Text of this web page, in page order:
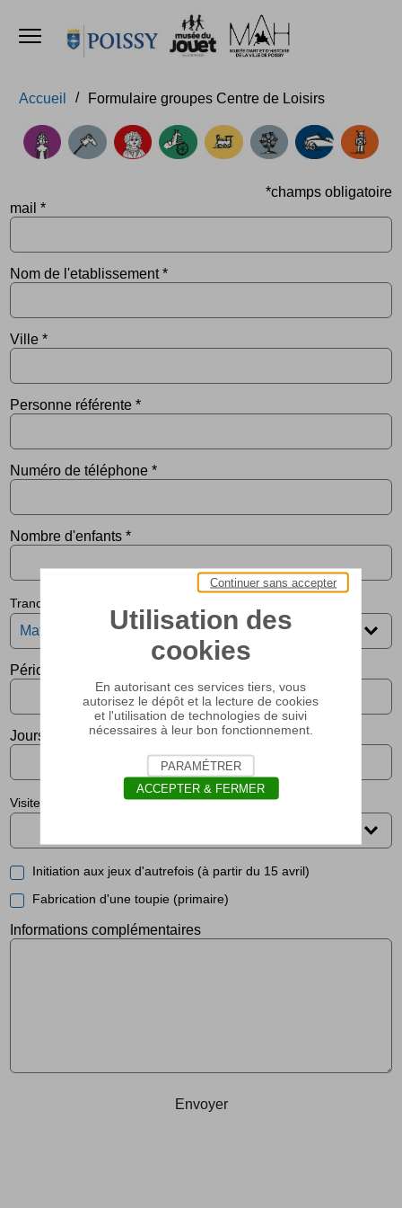
Accèder directement au contenu
Accèder directement au contenu
Ouvrir le menu
Accueil Formulaire groupes Centre de Loisirs
*champs obligatoire
mail*
Nom de l'etablissement*
Ville*
Personne référente*
Numéro de téléphone*
Nombre d'enfants*
Tranche d'âge
Période souhaitée
Jours non disponibles
Visite
Initiation aux jeux d'autrefois (à partir du 15 avril)
Fabrication d'une toupie (primaire)
Informations complémentaires
Envoyer
Utilisation des
cookies
En autorisant ces services tiers, vous
autorisez le dépôt et la lecture de cookies
et l'utilisation de technologies de suivi
nécessaires à leur bon fonctionnement.
Continuer sans accepter
PARAMÉTRER
ACCEPTER & FERMER